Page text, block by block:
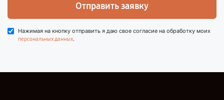
Отправить заявку
Нажимая на кнопку отправить я даю свое согласие на обработку моих
персональных данных.